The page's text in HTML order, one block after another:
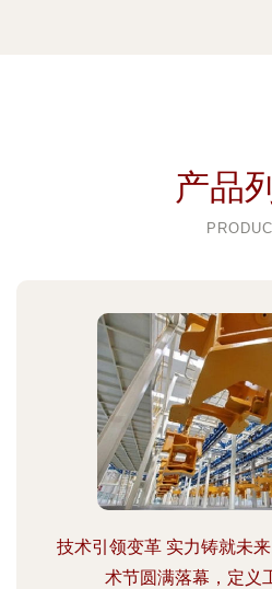
产品
技术引领变革 实力铸就未
术节圆满落幕，定义